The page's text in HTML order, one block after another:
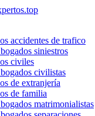
accidentes de trafico
siniestros
civiles
civilistas
de extranjería
de familia
matrimonialistas